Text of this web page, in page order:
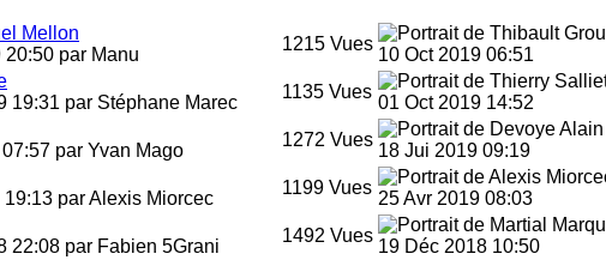
Mellon
20:50 par Manu
1215 Vues
10 Oct 2019 06:51
19:31 par Stéphane Marec
1135 Vues
01 Oct 2019 14:52
par Yvan Mago
1272 Vues
18 Jui 2019 09:19
19:13 parAlexis Miorcec
1199 Vues
25 Avr 2019 08:03
22:08 par Fabien 5Grani
1492 Vues
19 Déc 2018 10:50